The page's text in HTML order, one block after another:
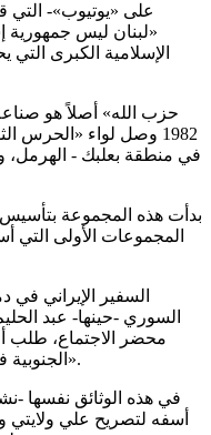
على «يوتيوب»-
«لبنان ليس جمهورية
الإسلامية الكبرى
1982 وصل لواء «الحرس
في منطقة بعلبك - الهرمل،
بدأت هذه المجموعة
المجموعات الأولى
السفير الإيراني
محضر الاجتماع، طلب
الجنوبية في بيروت، التي باتت معقلاً لـ«حزب الله».
في هذه الوثائق نفسها -
أسفه لتصريح علي